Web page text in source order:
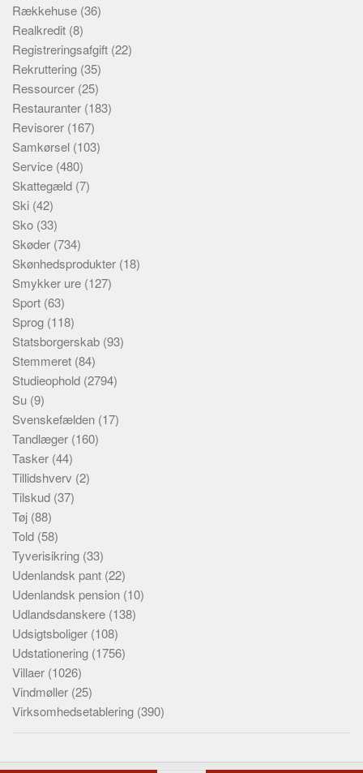
Rækkehuse (36)
Realkredit (8)
Registreringsafgift (22)
Rekruttering (35)
Ressourcer (25)
Restauranter (183)
Revisorer (167)
Samkørsel (103)
Service (480)
Skattegæld (7)
Ski (42)
Sko (33)
Skøder (734)
Skønhedsprodukter (18)
Smykker ure (127)
Sport (63)
Sprog (118)
Statsborgerskab (93)
Stemmeret (84)
Studieophold (2794)
Su (9)
Svenskefælden (17)
Tandlæger (160)
Tasker (44)
Tillidshverv (2)
Tilskud (37)
Tøj (88)
Told (58)
Tyverisikring (33)
Udenlandsk pant (22)
Udenlandsk pension (10)
Udlandsdanskere (138)
Udsigtsboliger (108)
Udstationering (1756)
Villaer (1026)
Vindmøller (25)
Virksomhedsetablering (390)